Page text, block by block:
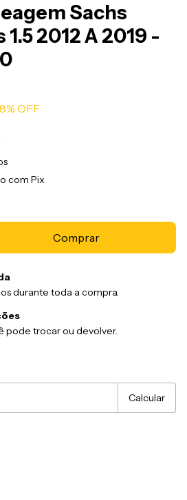
Sachs
2012 A 2019 -
8% OFF
com Pix
durante toda a compra.
pode trocar ou devolver.
Calcular